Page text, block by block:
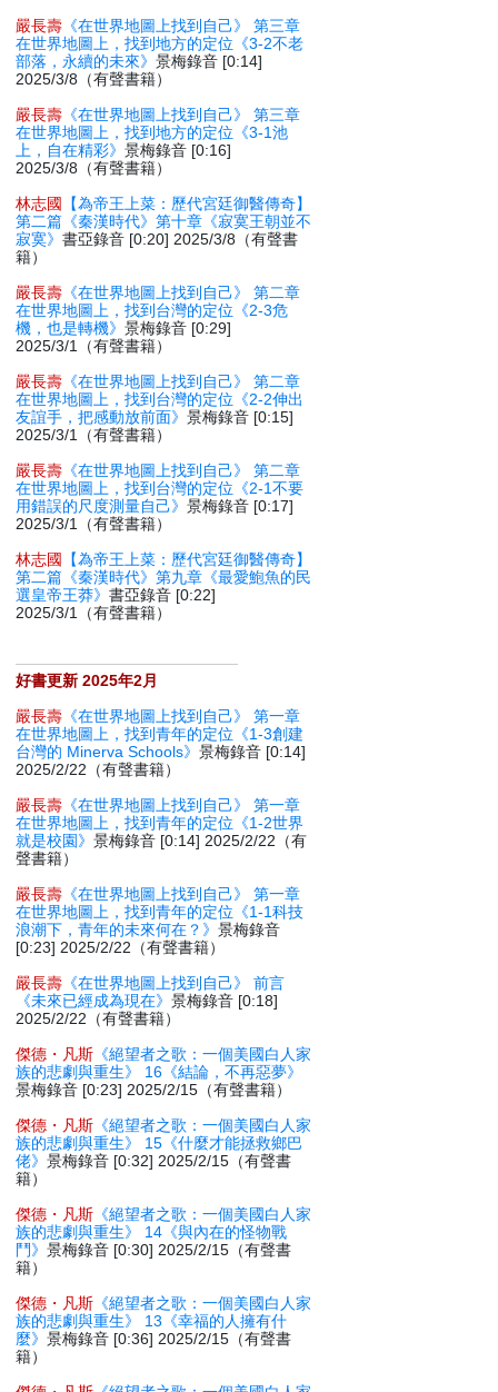
嚴長壽 《在世界地圖上找到自己》 第三章
在世界地圖上，找到地方的定位《3-2不老
部落，永續的未來》景梅錄音 [0:14]
2025/3/8（有聲書籍）
嚴長壽 《在世界地圖上找到自己》 第三章
在世界地圖上，找到地方的定位《3-1池
上，自在精彩》景梅錄音 [0:16]
2025/3/8（有聲書籍）
林志國
【為帝王上菜：歷代宮廷御醫傳奇】
第二篇《秦漢時代》第十章《寂寞王朝並不
寂寞》書亞錄音 [0:20] 2025/3/8（有聲書
籍）
嚴長壽 《在世界地圖上找到自己》 第二章
在世界地圖上，找到台灣的定位《2-3危
機，也是轉機》景梅錄音 [0:29]
2025/3/1（有聲書籍）
嚴長壽 《在世界地圖上找到自己》 第二章
在世界地圖上，找到台灣的定位《2-2伸出
友誼手，把感動放前面》景梅錄音 [0:15]
2025/3/1（有聲書籍）
嚴長壽 《在世界地圖上找到自己》 第二章
在世界地圖上，找到台灣的定位《2-1不要
用錯誤的尺度測量自己》景梅錄音 [0:17]
2025/3/1（有聲書籍）
林志國
【為帝王上菜：歷代宮廷御醫傳奇】
第二篇《秦漢時代》第九章《最愛鮑魚的民
選皇帝王莽》書亞錄音 [0:22]
2025/3/1（有聲書籍）
好書更新 2025年2月
嚴長壽 《在世界地圖上找到自己》 第一章
在世界地圖上，找到青年的定位《1-3創建
台灣的 Minerva Schools》景梅錄音 [0:14]
2025/2/22（有聲書籍）
嚴長壽 《在世界地圖上找到自己》 第一章
在世界地圖上，找到青年的定位《1-2世界
就是校園》景梅錄音 [0:14] 2025/2/22（有
聲書籍）
嚴長壽 《在世界地圖上找到自己》 第一章
在世界地圖上，找到青年的定位《1-1科技
浪潮下，青年的未來何在？》景梅錄音
[0:23] 2025/2/22（有聲書籍）
嚴長壽 《在世界地圖上找到自己》 前言
《未來已經成為現在》景梅錄音 [0:18]
2025/2/22（有聲書籍）
傑德・凡斯 《絕望者之歌：一個美國白人家
族的悲劇與重生》 16《結論，不再惡夢》
景梅錄音 [0:23] 2025/2/15（有聲書籍）
傑德・凡斯 《絕望者之歌：一個美國白人家
族的悲劇與重生》 15《什麼才能拯救鄉巴
佬》景梅錄音 [0:32] 2025/2/15（有聲書
籍）
傑德・凡斯 《絕望者之歌：一個美國白人家
族的悲劇與重生》 14《與內在的怪物戰
鬥》景梅錄音 [0:30] 2025/2/15（有聲書
籍）
傑德・凡斯 《絕望者之歌：一個美國白人家
族的悲劇與重生》 13《幸福的人擁有什
麼》景梅錄音 [0:36] 2025/2/15（有聲書
籍）